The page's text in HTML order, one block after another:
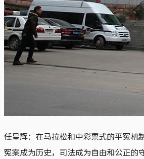
任星辉：在马拉松和中彩票式的平冤机
冤案成为历史，司法成为自由和公正的